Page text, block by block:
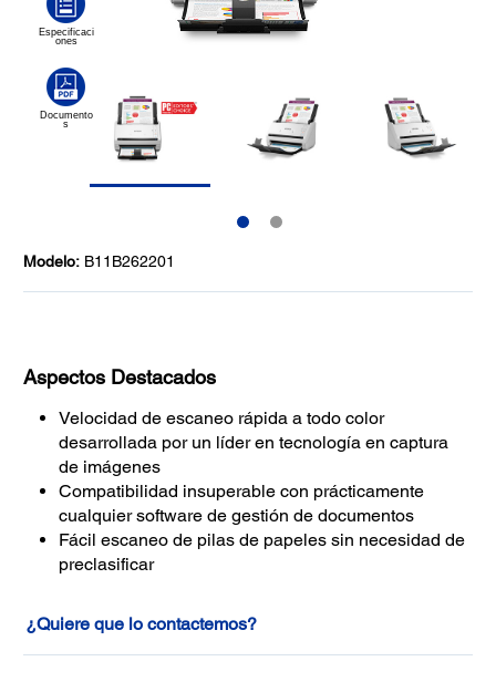
Modelo: B11B262201
Aspectos Destacados
Velocidad de escaneo rápida a todo color
desarrollada por un líder en tecnología en captura
de imágenes
Compatibilidad insuperable con prácticamente
cualquier software de gestión de documentos
Fácil escaneo de pilas de papeles sin necesidad de
preclasificar
¿Quiere que lo contactemos?